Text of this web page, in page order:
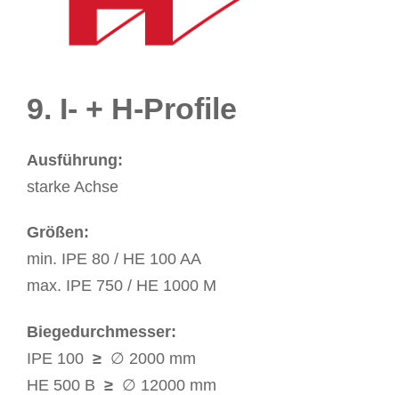
9. I- + H-Profile
Ausführung:
starke Achse
Größen:
min. IPE 80 / HE 100 AA
max. IPE 750 / HE 1000 M
Biegedurchmesser:
IPE 100 ≥∅ 2000 mm
HE 500 B ≥∅ 12000 mm